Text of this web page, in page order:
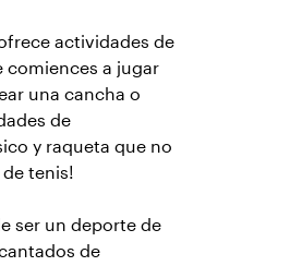
actividades de
comiences a jugar
una cancha o
de
y raqueta que no
tenis!
ser un deporte de
de